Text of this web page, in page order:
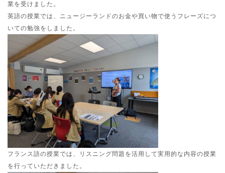
業を受けました。
英語の授業では、ニュージーランドのお金や買い物で使うフレーズにつ
いての勉強をしました。
フランス語の授業では、リスニング問題を活用して実用的な内容の授業
を行っていただきました。